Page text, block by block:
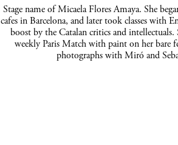
Stage name of Micaela Flores Amaya. She
cafes in Barcelona, and later took classes with
boost by the Catalan critics and
weekly Paris Match with paint on her bare
photographs with Miró and